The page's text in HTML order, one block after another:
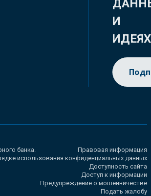
И
ИДЕЯХ
банка.
Правовая информация
использования конфиденциальных данных
Доступность сайта
Доступ к информации
Предупреждение о мошенничестве
Подать жалобу